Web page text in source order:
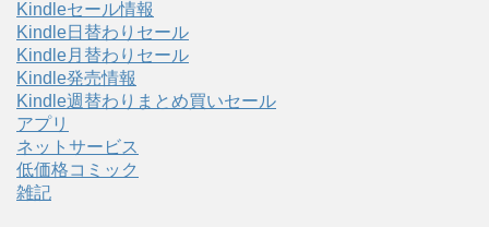
Kindleセール情報
Kindle日替わりセール
Kindle月替わりセール
Kindle発売情報
Kindle週替わりまとめ買いセール
アプリ
ネットサービス
低価格コミック
雑記